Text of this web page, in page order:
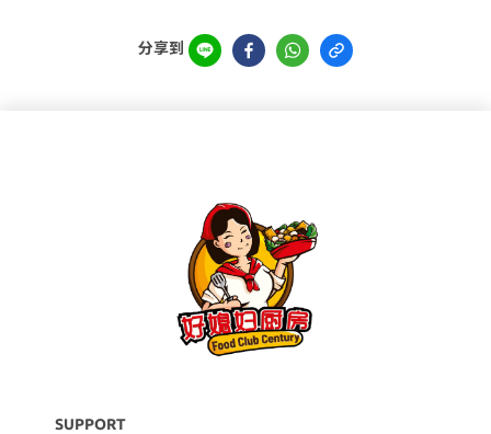
分享到
SUPPORT